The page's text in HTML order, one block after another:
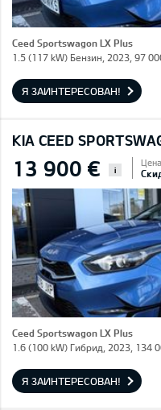
Ceed Sportswagon LX Plus
1.5 (117 kW) Бензин, 2023, 97
Я ЗАИНТЕРЕСОВАН!
KIA CEED
13 900 € i
Ceed Sportswagon LX Plus
1.6 (100 kW) Гибрид, 2023, 134
Я ЗАИНТЕРЕСОВАН!